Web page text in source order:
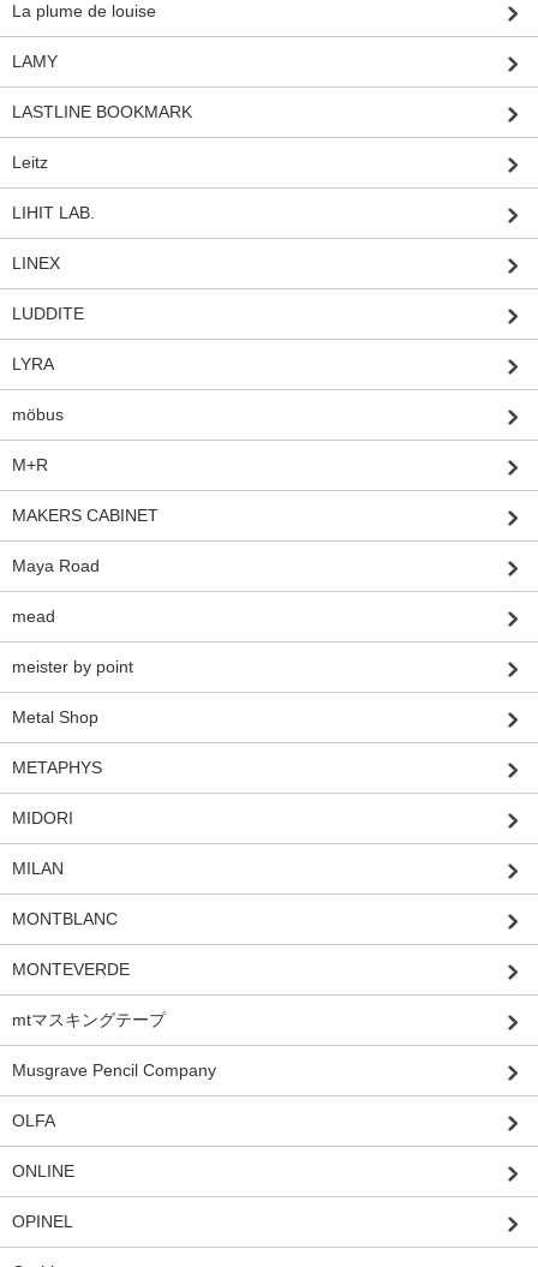
La plume de louise
LAMY
LASTLINE BOOKMARK
Leitz
LIHIT LAB.
LINEX
LUDDITE
LYRA
möbus
M+R
MAKERS CABINET
Maya Road
mead
meister by point
Metal Shop
METAPHYS
MIDORI
MILAN
MONTBLANC
MONTEVERDE
mtマスキングテープ
Musgrave Pencil Company
OLFA
ONLINE
OPINEL